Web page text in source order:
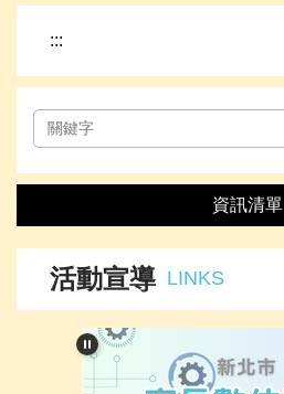
:::
資訊清單
資訊清單 LIST
最新消息
活動宣導 LINKS